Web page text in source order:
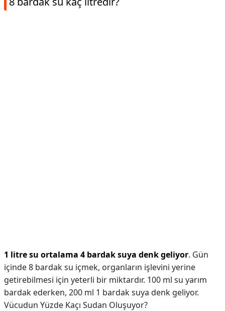
1 litre su ortalama 4 bardak suya denk geliyor. Gün
içinde 8 bardak su içmek, organların işlevini yerine
getirebilmesi için yeterli bir miktardır. 100 ml su yarım
bardak ederken, 200 ml 1 bardak suya denk geliyor.
Vücudun Yüzde Kaçı Sudan Oluşuyor?